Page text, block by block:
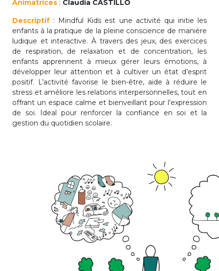
services.be
BE91 3631 6790 0976
Activités périscolaires Uccle
+32 (0)2 375 31 35
cesame@apeee-bxl1-services.be
+32 (0)2 374 76 75
cantine@apeee-bxl1-services.be
BE10 3100 9205 4504
Animatrices : Claudia CASTILLO
Descriptif : Mindful Kids est une activité qui initie les
enfants à la pratique de la pleine conscience de manière
ludique et interactive. À travers des jeux, des exercices
de respiration, de relaxation et de concentration, les
enfants apprennent à mieux gérer leurs émotions, à
développer leur attention et à cultiver un état d’esprit
positif. L’activité favorise le bien-être, aide à réduire le
stress et améliore les relations interpersonnelles, tout en
offrant un espace calme et bienveillant pour l’expression
de soi. Ideal pour renforcer la confiance en soi et la
gestion du quotidien scolaire.